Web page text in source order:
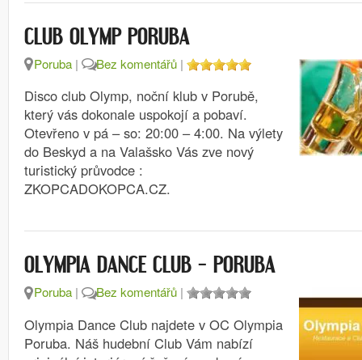
CLUB OLYMP PORUBA
Poruba | Bez komentářů |
Disco club Olymp, noční klub v Porubě,
který vás dokonale uspokojí a pobaví.
Otevřeno v pá – so: 20:00 – 4:00. Na výlety
do Beskyd a na Valašsko Vás zve nový
turistický průvodce :
ZKOPCADOKOPCA.CZ.
OLYMPIA DANCE CLUB – PORUBA
Poruba | Bez komentářů |
Olympia Dance Club najdete v OC Olympia
Poruba. Náš hudební Club Vám nabízí